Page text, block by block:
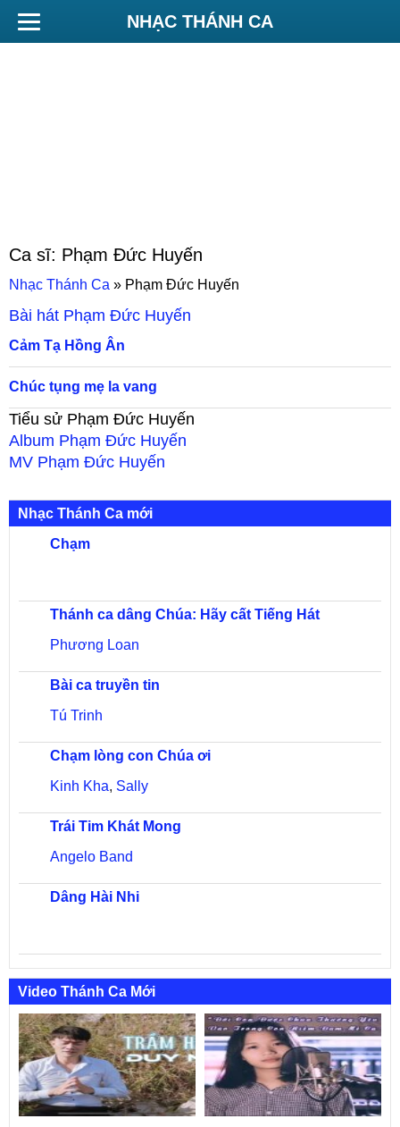
NHẠC THÁNH CA
Ca sĩ: Phạm Đức Huyến
Nhạc Thánh Ca » Phạm Đức Huyến
Bài hát Phạm Đức Huyến
Cảm Tạ Hồng Ân
Chúc tụng mẹ la vang
Tiểu sử Phạm Đức Huyến
Album Phạm Đức Huyến
MV Phạm Đức Huyến
Nhạc Thánh Ca mới
Chạm
Thánh ca dâng Chúa: Hãy cất Tiếng Hát
Phương Loan
Bài ca truyền tin
Tú Trinh
Chạm lòng con Chúa ơi
Kinh Kha, Sally
Trái Tim Khát Mong
Angelo Band
Dâng Hài Nhi
Video Thánh Ca Mới